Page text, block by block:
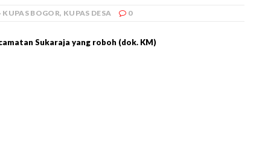
KUPAS BOGOR, KUPAS DESA 0
Sukaraja yang roboh (dok. KM)